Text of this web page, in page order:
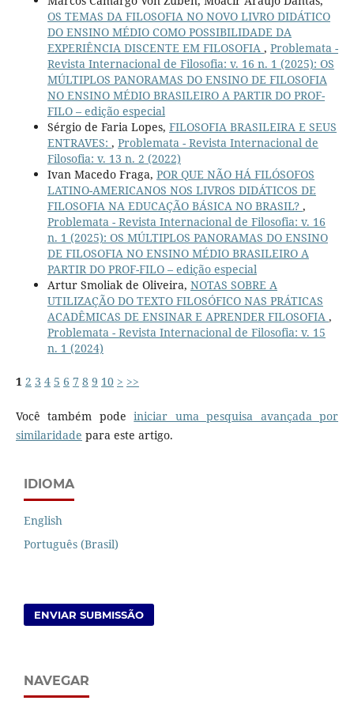
OS TEMAS DA FILOSOFIA NO NOVO LIVRO DIDÁTICO
DO ENSINO MÉDIO COMO POSSIBILIDADE DA
EXPERIÊNCIA DISCENTE EM FILOSOFIA , Problemata -
Revista Internacional de Filosofia: v. 16 n. 1 (2025): OS
MÚLTIPLOS PANORAMAS DO ENSINO DE FILOSOFIA
NO ENSINO MÉDIO BRASILEIRO A PARTIR DO PROF-
FILO – edição especial
Sérgio de Faria Lopes, FILOSOFIA BRASILEIRA E SEUS
ENTRAVES: , Problemata - Revista Internacional de
Filosofia: v. 13 n. 2 (2022)
Ivan Macedo Fraga, POR QUE NÃO HÁ FILÓSOFOS
LATINO-AMERICANOS NOS LIVROS DIDÁTICOS DE
FILOSOFIA NA EDUCAÇÃO BÁSICA NO BRASIL? ,
Problemata - Revista Internacional de Filosofia: v. 16
n. 1 (2025): OS MÚLTIPLOS PANORAMAS DO ENSINO
DE FILOSOFIA NO ENSINO MÉDIO BRASILEIRO A
PARTIR DO PROF-FILO – edição especial
Artur Smoliak de Oliveira, NOTAS SOBRE A
UTILIZAÇÃO DO TEXTO FILOSÓFICO NAS PRÁTICAS
ACADÊMICAS DE ENSINAR E APRENDER FILOSOFIA ,
Problemata - Revista Internacional de Filosofia: v. 15
n. 1 (2024)
1 2 3 4 5 6 7 8 9 10 > >>
Você também podeiniciar uma pesquisa avançada por
similaridade para este artigo.
IDIOMA
English
Português (Brasil)
ENVIAR SUBMISSÃO
NAVEGAR